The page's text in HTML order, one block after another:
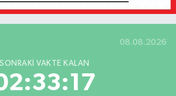
08.08.2026
SONRAKI VAKTE KALAN